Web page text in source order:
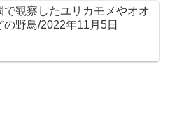
で観察したユリカモメやオオ
の野鳥/2022年11月5日